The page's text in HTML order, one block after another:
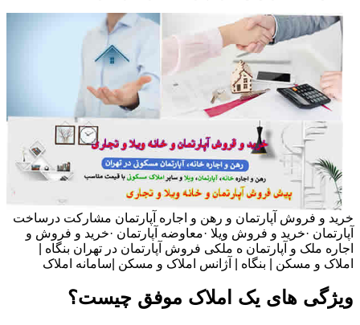
خرید و فروش آپارتمان و رهن و اجاره آپارتمان مشارکت درساخت
آپارتمان ·خرید و فروش ویلا ·معاوضه آپارتمان ·خرید و فروش و
اجاره ملک و آپارتمان ه ملکی فروش آپارتمان در تهران بنگاه |
املاک و مسکن | بنگاه | آژانس املاک و مسکن |سامانه املاک
ویژگی های یک املاک موفق چیست؟